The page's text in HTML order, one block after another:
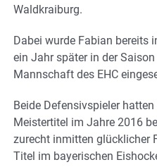
Waldkraiburg.
Dabei wurde Fabian bereits
ein Jahr später in der
Mannschaft des EHC
Beide Defensivspieler
Meistertitel im Jahre 2016
zurecht inmitten glücklicher
Titel im bayerischen